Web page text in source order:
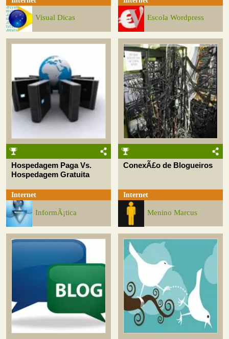
Visual Dicas Escola Wordpress
Hospedagem Paga Vs.
Hospedagem Gratuita
Internet
InformÃ¡tica
ConexÃ£o de Blogueiros
Internet
Menino Marcus